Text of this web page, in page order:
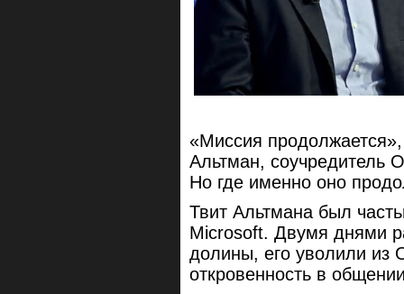
«Миссия
Альтман, соучредитель
Но где именно оно
Твит Альтмана был
Microsoft. Двумя днями
долины, его уволили из
откровенность в